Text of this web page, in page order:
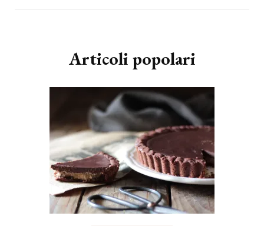
Articoli popolari